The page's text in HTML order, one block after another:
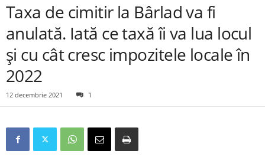
Taxa de cimitir la Bârlad va fi
anulată. Iată ce taxă îi va lua locul
și cu cât cresc impozitele locale în
2022
12 decembrie 2021 1